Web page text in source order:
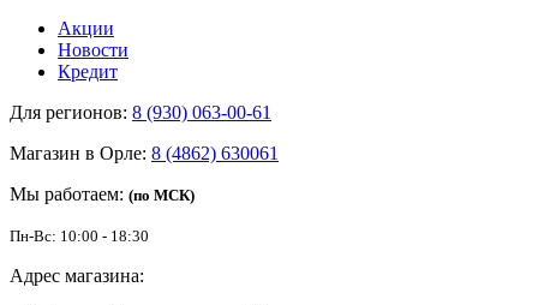
Акции
Новости
Кредит
Для регионов: 8 (930) 063-00-61
Магазин в Орле: 8 (4862) 630061
Мы работаем: (по МСК)
Пн-Вс: 10:00 - 18:30
Адрес магазина: